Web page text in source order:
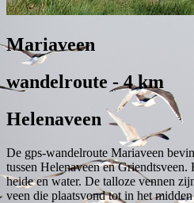
Mariaveen
wandelroute - 4 km
Helenaveen
De gps-wandelroute Mariaveen
tussen Helenaveen en Griendtsveen.
heide en water. De talloze vennen
veen die plaatsvond tot in het